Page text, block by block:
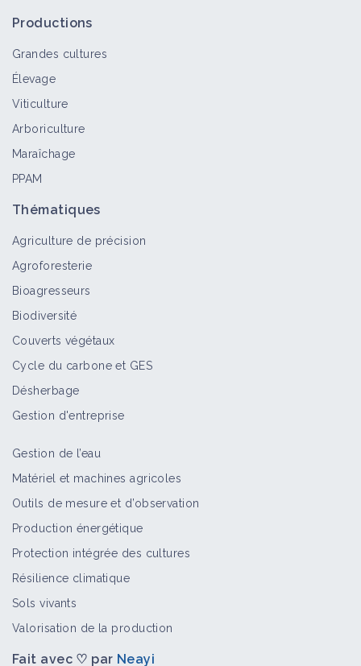
Productions
Grandes cultures
Élevage
Viticulture
Arboriculture
Maraîchage
PPAM
Thématiques
Agriculture de précision
Agroforesterie
Bioagresseurs
Biodiversité
Couverts végétaux
Cycle du carbone et GES
Désherbage
Gestion d'entreprise
Gestion de l’eau
Matériel et machines agricoles
Outils de mesure et d’observation
Production énergétique
Protection intégrée des cultures
Résilience climatique
Sols vivants
Valorisation de la production
Fait avec ♡ par Neayi